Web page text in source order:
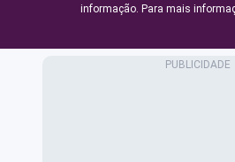
informação. Para mais